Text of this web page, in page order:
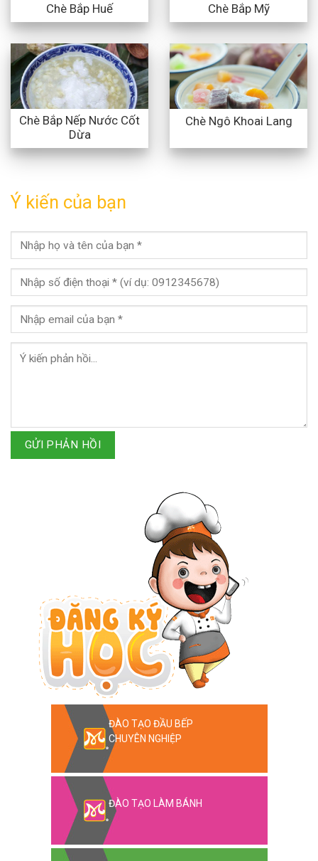
Chè Bắp Huế Chè Bắp Mỹ
Chè Bắp Nếp Nước Cốt
Dừa
Chè Ngô Khoai Lang
Ý kiến của bạn
GỬI PHẢN HỒI
ĐÀO TẠO ĐẦU BẾP
CHUYÊN NGHIỆP
ĐÀO TẠO LÀM BÁNH